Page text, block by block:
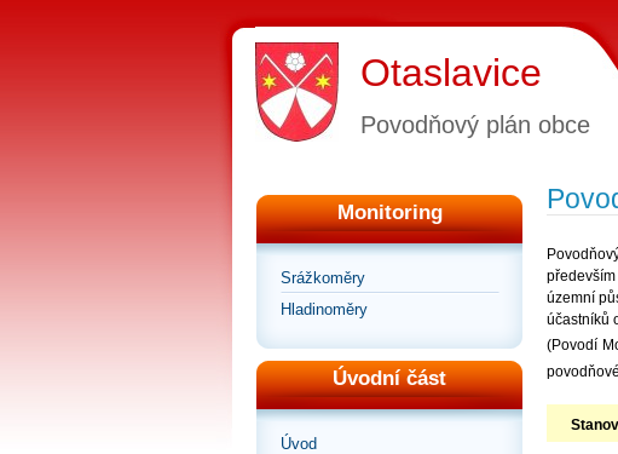
Otaslavice
Povodňový plán obce
Monitoring
Srážkoměry
Hladinoměry
Úvodní část
Úvod
územní
účastníků
(Povodí